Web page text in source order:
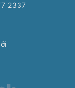
2337